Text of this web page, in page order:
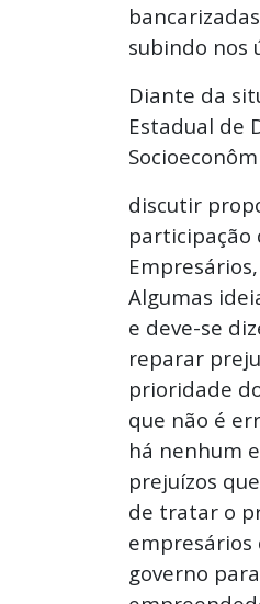
subindo nos
Diante da
Estadual de
discutir
participação
Algumas
e deve-se
reparar
prioridade
que não é
há nenhum
prejuízos
de tratar o
empresários
governo